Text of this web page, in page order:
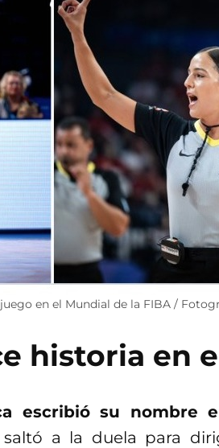
en el Mundial de la FIBA /
historia en
escribió su nombre
saltó a la duela para